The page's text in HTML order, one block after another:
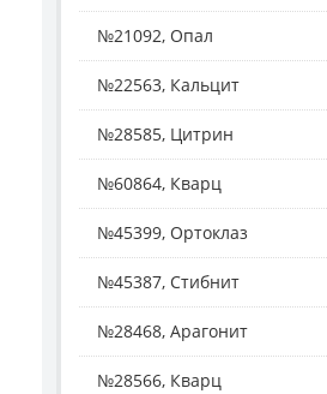
№21092, Опал
№22563, Кальцит
№28585, Цитрин
№60864, Кварц
№45399, Ортоклаз
№45387, Стибнит
№28468, Арагонит
№28566, Кварц